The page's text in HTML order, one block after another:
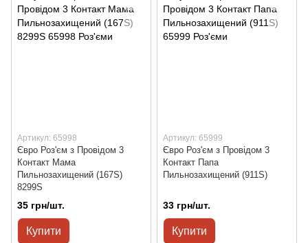
Артикул: 65998
Євро Роз'єм з Провідом 3
Контакт Мама
Пильнозахищений (167S)
8299S
35 грн/шт.
Купити
Артикул: 65999
Євро Роз'єм з Провідом 3
Контакт Папа
Пильнозахищений (911S)
33 грн/шт.
Купити